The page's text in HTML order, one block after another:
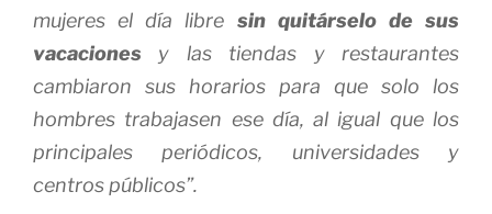
mujeres el día libre sin quitárselo de sus
vacaciones y las tiendas y restaurantes
cambiaron sus horarios para que solo los
hombres trabajasen ese día, al igual que los
principales periódicos, universidades y
centros públicos”.